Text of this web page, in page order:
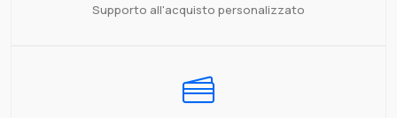
Supporto all'acquisto personalizzato